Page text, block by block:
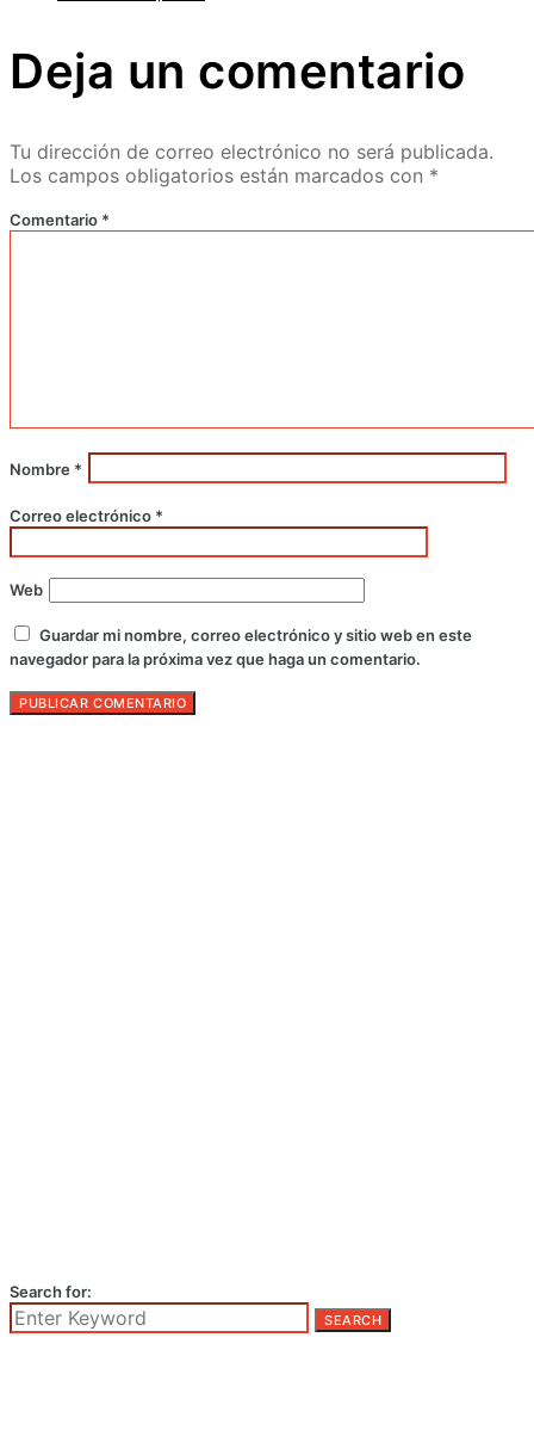
Deja un comentario
Tu dirección de correo electrónico no será publicada.
Los campos obligatorios están marcados con *
Comentario *
Nombre *
Correo electrónico *
Web
Guardar mi nombre, correo electrónico y sitio web en este
navegador para la próxima vez que haga un comentario.
Search for:
SEARCH